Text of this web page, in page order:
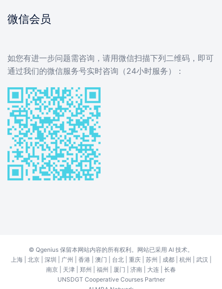
微信会员
如您有进一步问题需咨询，请用微信扫描下列二维码，即可
通过我们的微信服务号实时咨询（24小时服务）：
© Qgenius 保留本网站内容的所有权利。网站已采用 AI 技术。
上海| 北京| 深圳 广州 香港| 澳门 台北| 重庆| 苏州 成都| 杭州 武汉
南京
天津 郑州 福州 厦门 济南 大连
长春
UNSDGT Cooperative Courses Partner